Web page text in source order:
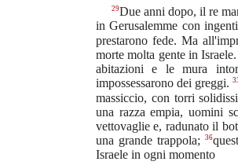
29Due anni dopo, il re
in Gerusalemme con
prestarono fede. Ma
morte molta gente in
abitazioni e le mura
impossessarono dei greggi.
massiccio, con torri
una razza empia, uomini
vettovaglie e, radunato il
una grande trappola; 36
Israele in ogni momento